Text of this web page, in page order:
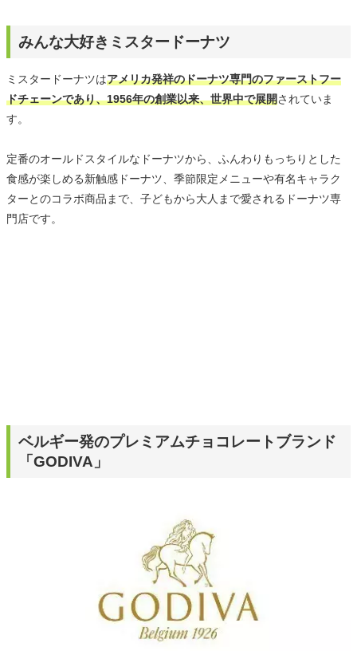
みんな大好きミスタードーナツ
ミスタードーナツはアメリカ発祥のドーナツ専門のファーストフー
ドチェーンであり、1956年の創業以来、世界中で展開されていま
す。
定番のオールドスタイルなドーナツから、ふんわりもっちりとした
食感が楽しめる新触感ドーナツ、季節限定メニューや有名キャラク
ターとのコラボ商品まで、子どもから大人まで愛されるドーナツ専
門店です。
ベルギー発のプレミアムチョコレートブランド
「GODIVA」